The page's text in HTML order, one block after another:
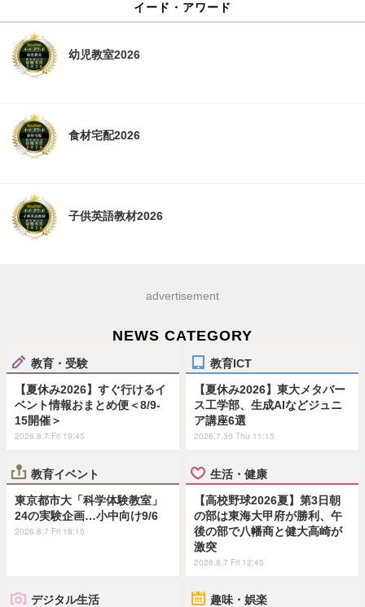
イード・アワード
幼児教室2026
食材宅配2026
子供英語教材2026
advertisement
NEWS CATEGORY
教育・受験
【夏休み2026】すぐ行けるイ
ベント情報おまとめ便＜8/9-
15開催＞
2026.8.7 Fri 19:45
教育ICT
【夏休み2026】東大メタバー
ス工学部、生成AIなどジュニ
ア講座6選
2026.7.30 Thu 11:15
教育イベント
東京都市大「科学体験教室」
24の実験企画…小中向け9/6
2026.8.7 Fri 18:15
生活・健康
【高校野球2026夏】第3日朝
の部は東海大甲府が勝利、午
後の部で八幡商と健大高崎が
激突
2026.8.7 Fri 12:45
デジタル生活 趣味・娯楽